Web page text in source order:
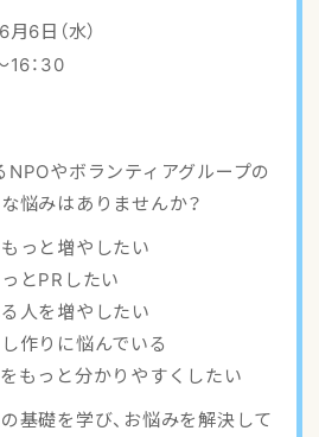
・サロン情報
クセスマップ
・お問い合わせ
6日（水）
：30
やボランティアグループの
悩みはありませんか？
っと増やしたい
とPRしたい
人を増やしたい
作りに悩んでいる
もっと分かりやすくしたい
基礎を学び、お悩みを解決して